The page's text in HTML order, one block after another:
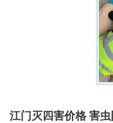
江门灭四害价格 害